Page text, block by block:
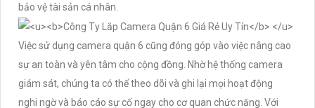
bảo vệ tài sản cá nhân.
Việc sử dụng camera quận 6 cũng đóng góp vào việc nâng cao
sự an toàn và yên tâm cho cộng đồng. Nhờ hệ thống camera
giám sát, chúng ta có thể theo dõi và ghi lại mọi hoạt động
nghi ngờ và báo cáo sự cố ngay cho cơ quan chức năng. Với